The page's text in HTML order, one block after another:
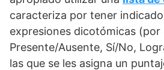
caracteriza por tener
expresiones dicotómicas (por
Presente/Ausente, Sí/No,
las que se les asigna un